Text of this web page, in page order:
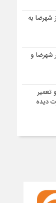
شهرضا به
شهرضا و
دیده